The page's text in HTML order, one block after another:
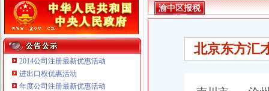
2014公司注册最新优惠活动
进出口权优惠活动
年度公司注册最新优惠活动
重庆鸽牌电线电缆有限公司 渝北10010万 (进出口权)
渝中区报税
公司
北京东方汇